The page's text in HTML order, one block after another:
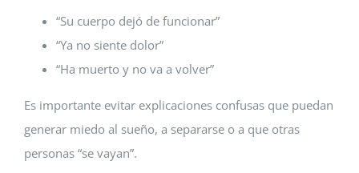
“Su cuerpo dejó de funcionar”
“Ya no siente dolor”
“Ha muerto y no va a volver”
Es importante evitar explicaciones confusas que puedan
generar miedo al sueño, a separarse o a que otras
personas “se vayan”.